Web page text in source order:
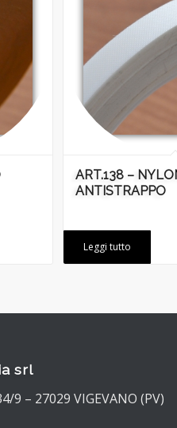
ART.138 –
ANTISTRAPPO
Leggi tutto
srl
9 – 27029 VIGEVANO (PV)